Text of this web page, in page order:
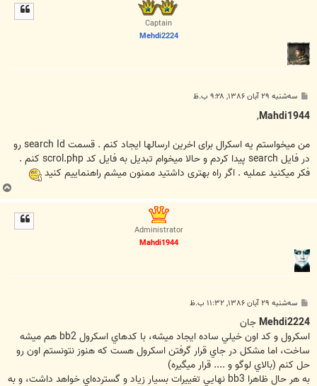
Captain
Mehdi2224
پ
ت
سه‌شنبه ۲۹ آبان ۱۳۸۶, ۹:۲۸ ب.ظ
Mahdi1944
,
من میخواستم یه اسکرال برای اخرین ارسالها ایجاد کنم . قسمت search Id رو
در فایل search پیدا کردم و حالا میخوام تبدیل به فایل کد scrol.php کنم .
فکر میکنید عملیه . اگر راه بهتری داشتید ممنون میشم راهنماییم کنید
ب
ا
Administrator
Mahdi1944
پ
ت
سه‌شنبه ۲۹ آبان ۱۳۸۶, ۱۱:۳۲ ب.ظ
Mehdi2224جان
اسکرول و کد اون خيلي ساده ايجاد ميشه، با کدهاي اسکرول bb2 هم ميشه
ساخت، اما مشکل در جاي قرار گرفتن اسکرول هست که هنوز نتونستم اون رو
حل کنم (بالاي لوگو و .... قرار ميگيره)
به هر حال ظاهرا bb3 نهايي تغييرات بسيار زياد و گسترده‌اي خواهد داشت، و به